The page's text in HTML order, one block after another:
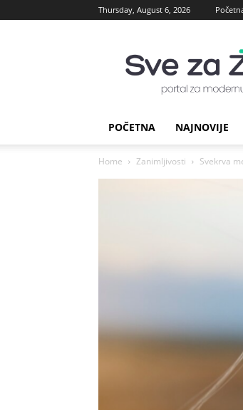
Thursday, August 6, 2026
za
Zenu
POČETNA NAJNOVIJE
Home Zanimljivosti Svekrva